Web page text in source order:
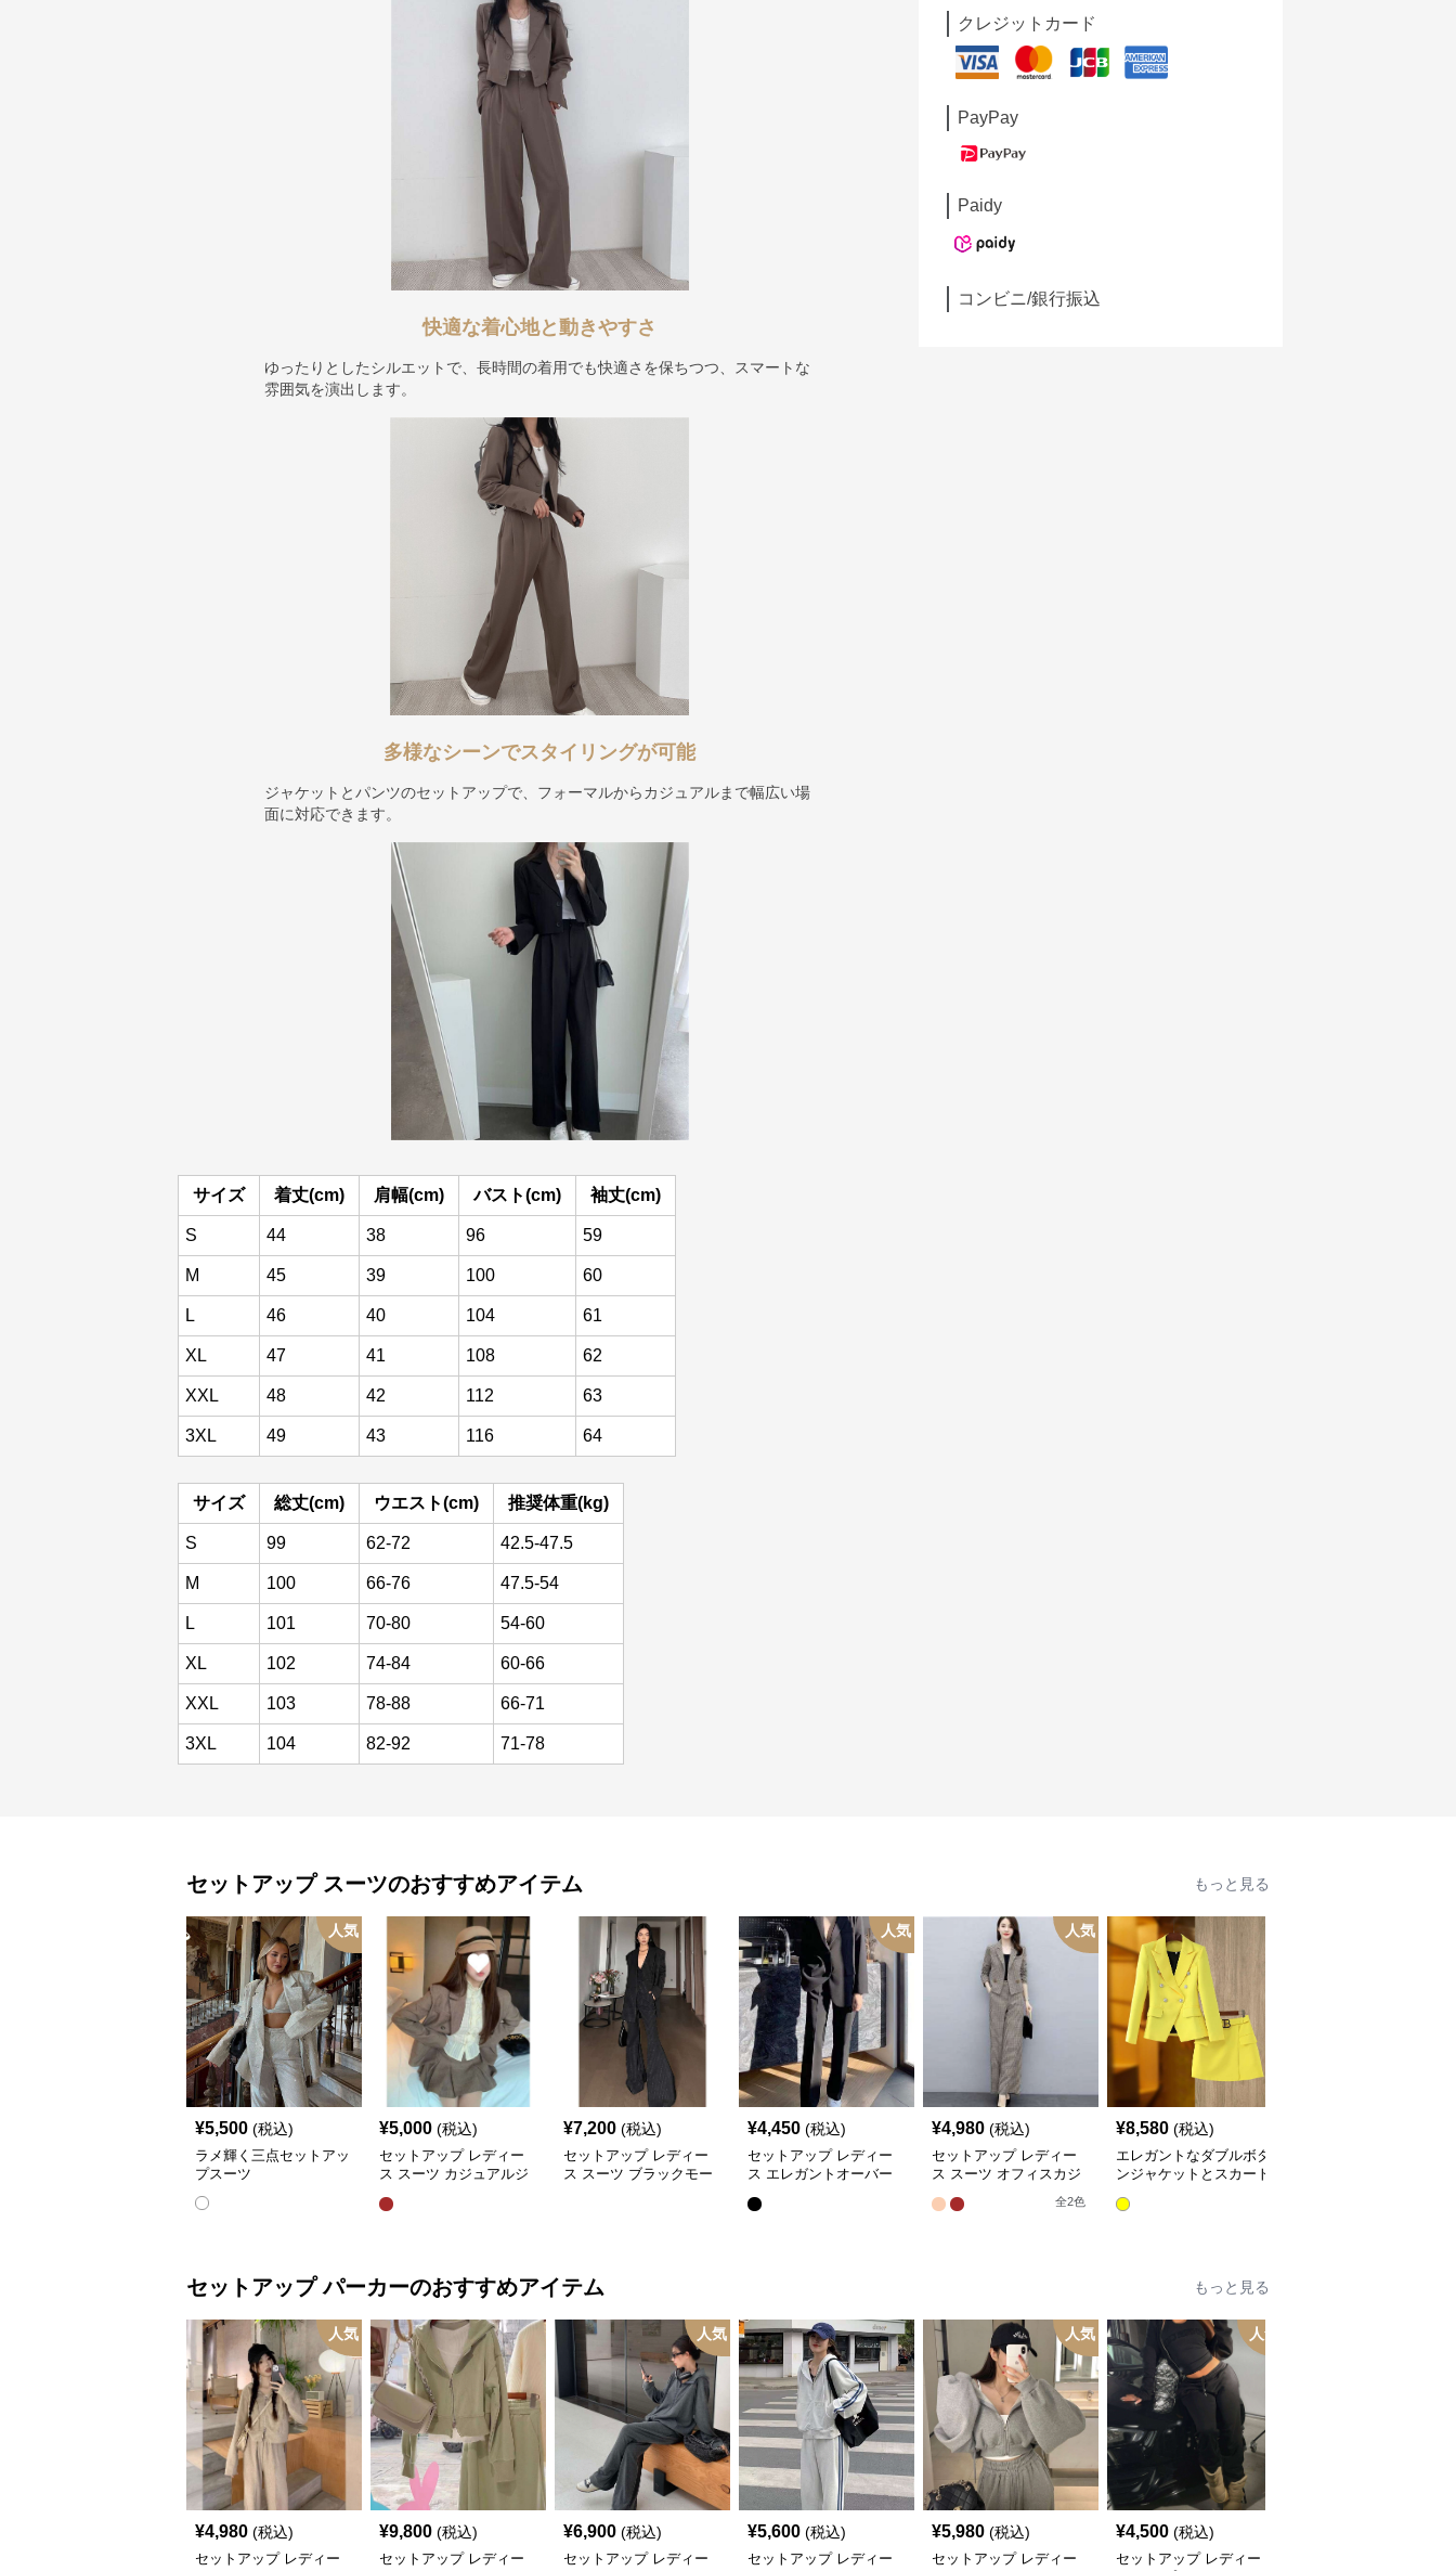
快適な着心地と動きやすさ
ゆったりとしたシルエットで、長時間の着用でも快適さを保ちつつ、スマートな
雰囲気を演出します。
多様なシーンでスタイリングが可能
ジャケットとパンツのセットアップで、フォーマルからカジュアルまで幅広い場
面に対応できます。
サイズ 着丈(cm) 肩幅(cm) バスト(cm) 袖丈(cm)
S 44 38 96 59
M 45 39 100 60
L 46 40 104 61
XL 47 41 108 62
XXL 48 42 112 63
3XL 49 43 116 64
サイズ 総丈(cm) ウエスト(cm) 推奨体重(kg)
S 99 62-72 42.5-47.5
M 100 66-76 47.5-54
L 101 70-80 54-60
XL 102 74-84 60-66
XXL 103 78-88 66-71
3XL 104 82-92 71-78
クレジットカード
PayPay
Paidy
コンビニ/銀行振込
セットアップ スーツのおすすめアイテム もっと見る
人気
¥5,500 (税込)
ラメ輝く三点セットアッ
プスーツ
¥5,000 (税込)
セットアップ レディー
ス スーツ カジュアルジ
ツショートスカート
¥7,200 (税込)
セットアップ レディー
ス スーツ ブラックモー
人気
¥4,450 (税込)
セットアップ レディー
ス エレガントオーバー
人気
¥4,980 (税込)
セットアップ レディー
ス スーツ オフィスカジ
ュアルチェック柄ジャケ
ット&ワイドパンツ
全2色
¥8,580 (税込)
エレガントなダブルボタ
ンジャケットとスカート
セットアップ パーカーのおすすめアイテム もっと見る
人気
¥4,980 (税込)
セットアップ レディー
¥9,800 (税込)
セットアップ レディー
人気
¥6,900 (税込)
セットアップ レディー
¥5,600 (税込)
セットアップ レディー
人気
¥5,980 (税込)
セットアップ レディー
人気
¥4,500 (税込)
セットアップ レディー